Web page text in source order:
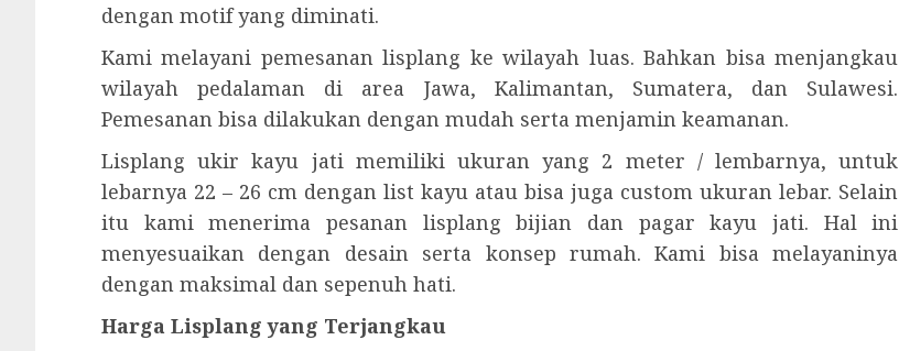
dengan motif yang diminati.
Kami melayani pemesanan lisplang ke wilayah luas. Bahkan bisa menjangkau
wilayah pedalaman di area Jawa, Kalimantan, Sumatera, dan Sulawesi.
Pemesanan bisa dilakukan dengan mudah serta menjamin keamanan.
Lisplang ukir kayu jati memiliki ukuran yang 2 meter / lembarnya, untuk
lebarnya 22 – 26 cm dengan list kayu atau bisa juga custom ukuran lebar. Selain
itu kami menerima pesanan lisplang bijian dan pagar kayu jati. Hal ini
menyesuaikan dengan desain serta konsep rumah. Kami bisa melayaninya
dengan maksimal dan sepenuh hati.
Harga Lisplang yang Terjangkau